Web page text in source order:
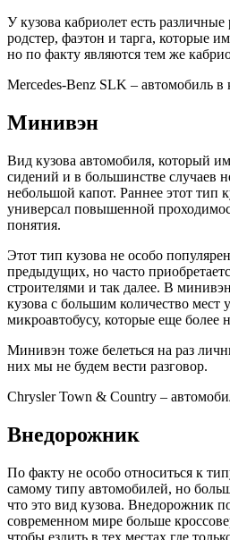
У кузова кабриолет есть
родстер, фаэтон и тарга, которые
но по факту являются тем же
Mercedes-Benz SLK – автомобиль в
Минивэн
Вид кузова автомобиля, который
сидений и в большинстве случаев
небольшой капот. Раннее этот тип
универсал повышенной
понятия.
Этот тип кузова не особо
предыдущих, но часто
строителями и так далее. В
кузова с большим количество мест
микроавтобусу, которые еще более
Минивэн тоже белеться на раз
них мы не будем вести разговор.
Chrysler Town & Country –
Внедорожник
По факту не особо относиться к
самому типу автомобилей, но
что это вид кузова. Внедорожник
современном мире больше
чтобы ездить в тех местах где